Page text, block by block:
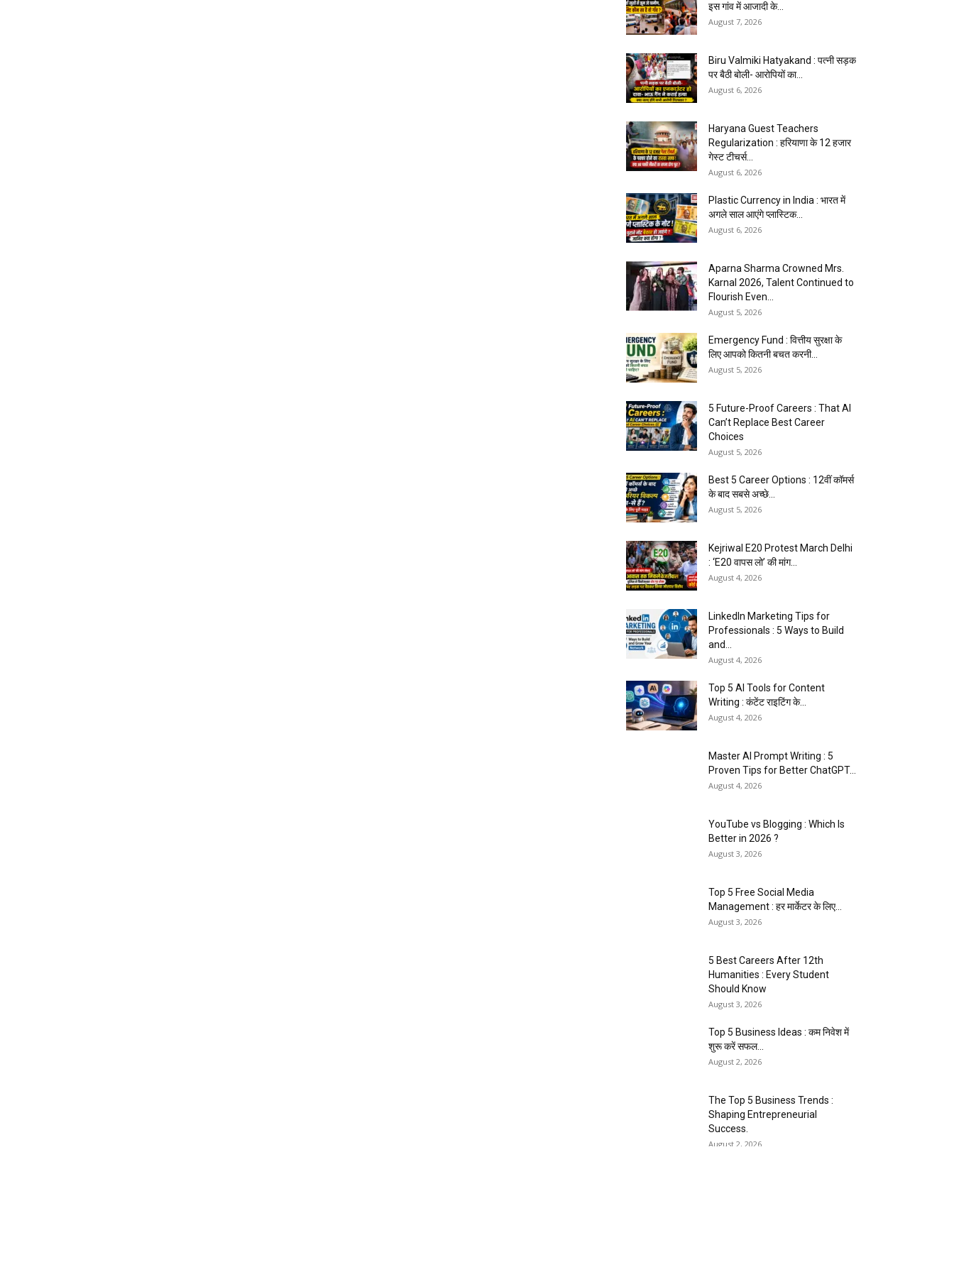
इस गांव में आजादी के...
August 7, 2026
Biru Valmiki Hatyakand : पत्नी सड़क
पर बैठी बोली- आरोपियों का...
August 6, 2026
Haryana Guest Teachers
Regularization : हरियाणा के 12 हजार
गेस्ट टीचर्स...
August 6, 2026
Plastic Currency in India : भारत में
अगले साल आएंगे प्लास्टिक...
August 6, 2026
Aparna Sharma Crowned Mrs.
Karnal 2026, Talent Continued to
Flourish Even...
August 5, 2026
Emergency Fund : वित्तीय सुरक्षा के
लिए आपको कितनी बचत करनी...
August 5, 2026
5 Future-Proof Careers : That AI
Can’t Replace Best Career
Choices
August 5, 2026
Best 5 Career Options : 12वीं कॉमर्स
के बाद सबसे अच्छे...
August 5, 2026
Kejriwal E20 Protest March Delhi
: ‘E20 वापस लो’ की मांग...
August 4, 2026
LinkedIn Marketing Tips for
Professionals : 5 Ways to Build
and...
August 4, 2026
Top 5 AI Tools for Content
Writing : कंटेंट राइटिंग के...
August 4, 2026
Master AI Prompt Writing : 5
Proven Tips for Better ChatGPT...
August 4, 2026
YouTube vs Blogging : Which Is
Better in 2026 ?
August 3, 2026
Top 5 Free Social Media
Management : हर मार्केटर के लिए...
August 3, 2026
5 Best Careers After 12th
Humanities : Every Student
Should Know
August 3, 2026
Top 5 Business Ideas : कम निवेश में
शुरू करें सफल...
August 2, 2026
The Top 5 Business Trends :
Shaping Entrepreneurial
Success.
August 2, 2026